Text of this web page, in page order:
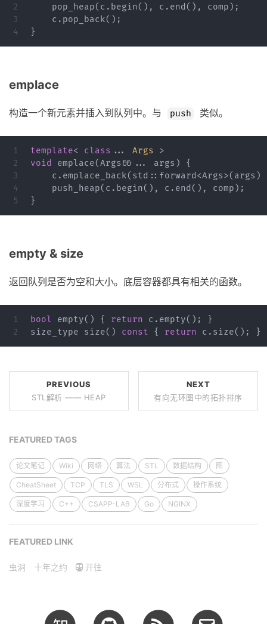
2
3
pop_heap( c . begin(), c . end (), comp );
c . pop_back();
}
emplace
构造一个新元素并插入到队列中。与 push 类似。
1
2
3
4
template< class ... Args
>
void
emplace(Args && ... args )
{
c . emplace_back( std :: forward <Args>( args
push_heap( c . begin(), c . end (), comp );
}
empty & size
返回队列是否为空和大小。底层容器都具有相关的函数。
1
bool empty() { return c . empty();
}
size_type
size() const { return c . size(); }
PREVIOUS
STL解析 —— HEAP
NEXT
有向无环图中的拓扑排序
FEATURED TAGS
论文笔记 Wiki 网络 算法 STL 数据结构 图
CheatSheet TCP TLS WSL 分布式 操作系统
深度学习 C++ CSAPP-LAB Go NGINX
FEATURED LINK
虫洞 十年之约 开往